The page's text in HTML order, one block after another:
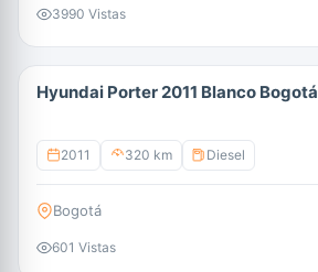
3990 Vistas
Hyundai Porter 2011 Blanco Bogotá
2011 320 km Diesel
Bogotá
601 Vistas